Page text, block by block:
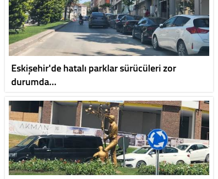
Eskişehir'de hatalı parklar sürücüleri zor
durumda…